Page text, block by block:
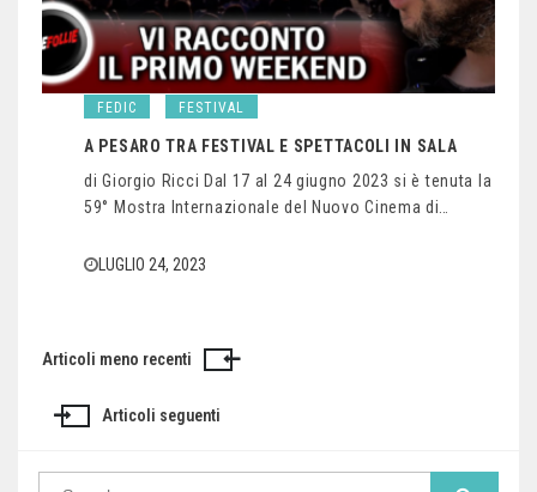
FEDIC FESTIVAL
A PESARO TRA FESTIVAL E SPETTACOLI IN SALA
di Giorgio Ricci Dal 17 al 24 giugno 2023 si è tenuta la
59° Mostra Internazionale del Nuovo Cinema di…
LUGLIO 24, 2023
Navigazione
articoli
Articoli meno recenti
Articoli seguenti
Search